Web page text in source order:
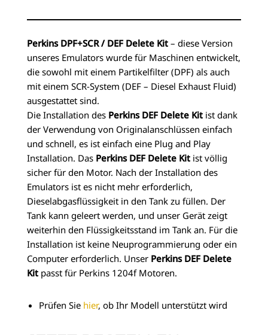
Perkins DPF+SCR / DEF Delete Kit– diese Version
unseres Emulators wurde für Maschinen entwickelt,
die sowohl mit einem Partikelfilter (DPF) als auch
mit einem SCR-System (DEF – Diesel Exhaust Fluid)
ausgestattet sind.
Die Installation des Perkins DEF Delete Kitist dank
der Verwendung von Originalanschlüssen einfach
und schnell, es ist einfach eine Plug and Play
Installation. Das Perkins DEF Delete Kitist völlig
sicher für den Motor. Nach der Installation des
Emulators ist es nicht mehr erforderlich,
Dieselabgasflüssigkeit in den Tank zu füllen. Der
Tank kann geleert werden, und unser Gerät zeigt
weiterhin den Flüssigkeitsstand im Tank an. Für die
Installation ist keine Neuprogrammierung oder ein
Computer erforderlich. Unser Perkins DEF Delete
Kitpasst für Perkins 1204f Motoren.
Prüfen Sie hier, ob Ihr Modell unterstützt wird